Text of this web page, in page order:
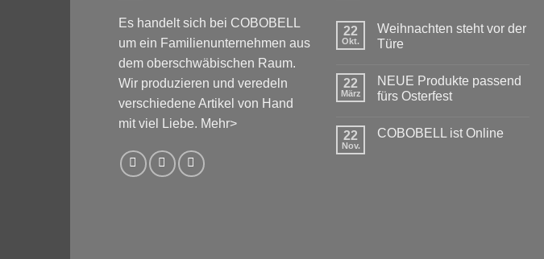
Es handelt sich bei COBOBELL
um ein Familienunternehmen aus
dem oberschwäbischen Raum.
Wir produzieren und veredeln
verschiedene Artikel von Hand
mit viel Liebe. Mehr>
22
Okt.
Weihnachten steht vor der
Türe
zu
Weihnachten
steht
Türe
22
März
NEUE Produkte passend
fürs Osterfest
zu
22
Nov.
COBOBELL ist Online